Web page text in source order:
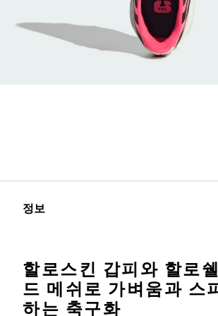
정보
할로스킨 갑피와 할로
드 메쉬로 가벼움과 스
하는 축구화